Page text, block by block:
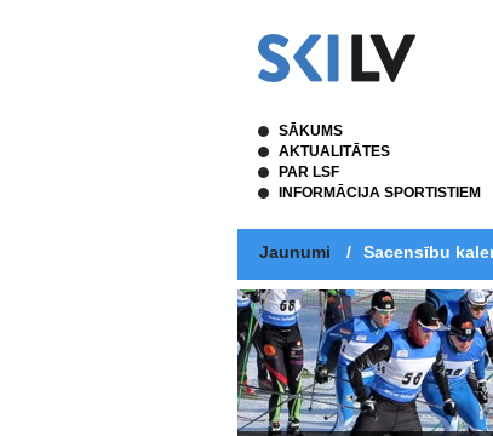
SĀKUMS
AKTUALITĀTES
PAR LSF
INFORMĀCIJA SPORTISTIEM
Jaunumi / Sacensību